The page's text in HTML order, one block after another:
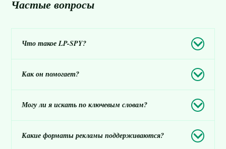
Частые вопросы
Что такое LP-SPY?
Как он помогает?
Могу ли я искать по ключевым словам?
Какие форматы рекламы поддерживаются?